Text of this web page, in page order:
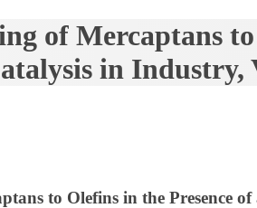
of Mercaptans
in Industry,
to Olefins in the Presence